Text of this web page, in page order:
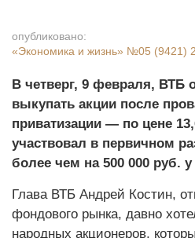
опубликовано:
«Экономика и жизнь» №05 (9421)
В четверг, 9 февраля, ВТБ
выкупать акции после
приватизации — по цене
участвовал в первичном
более чем на 500 000 руб.
Глава ВТБ Андрей Костин,
фондового рынка, давно
народных акционеров,